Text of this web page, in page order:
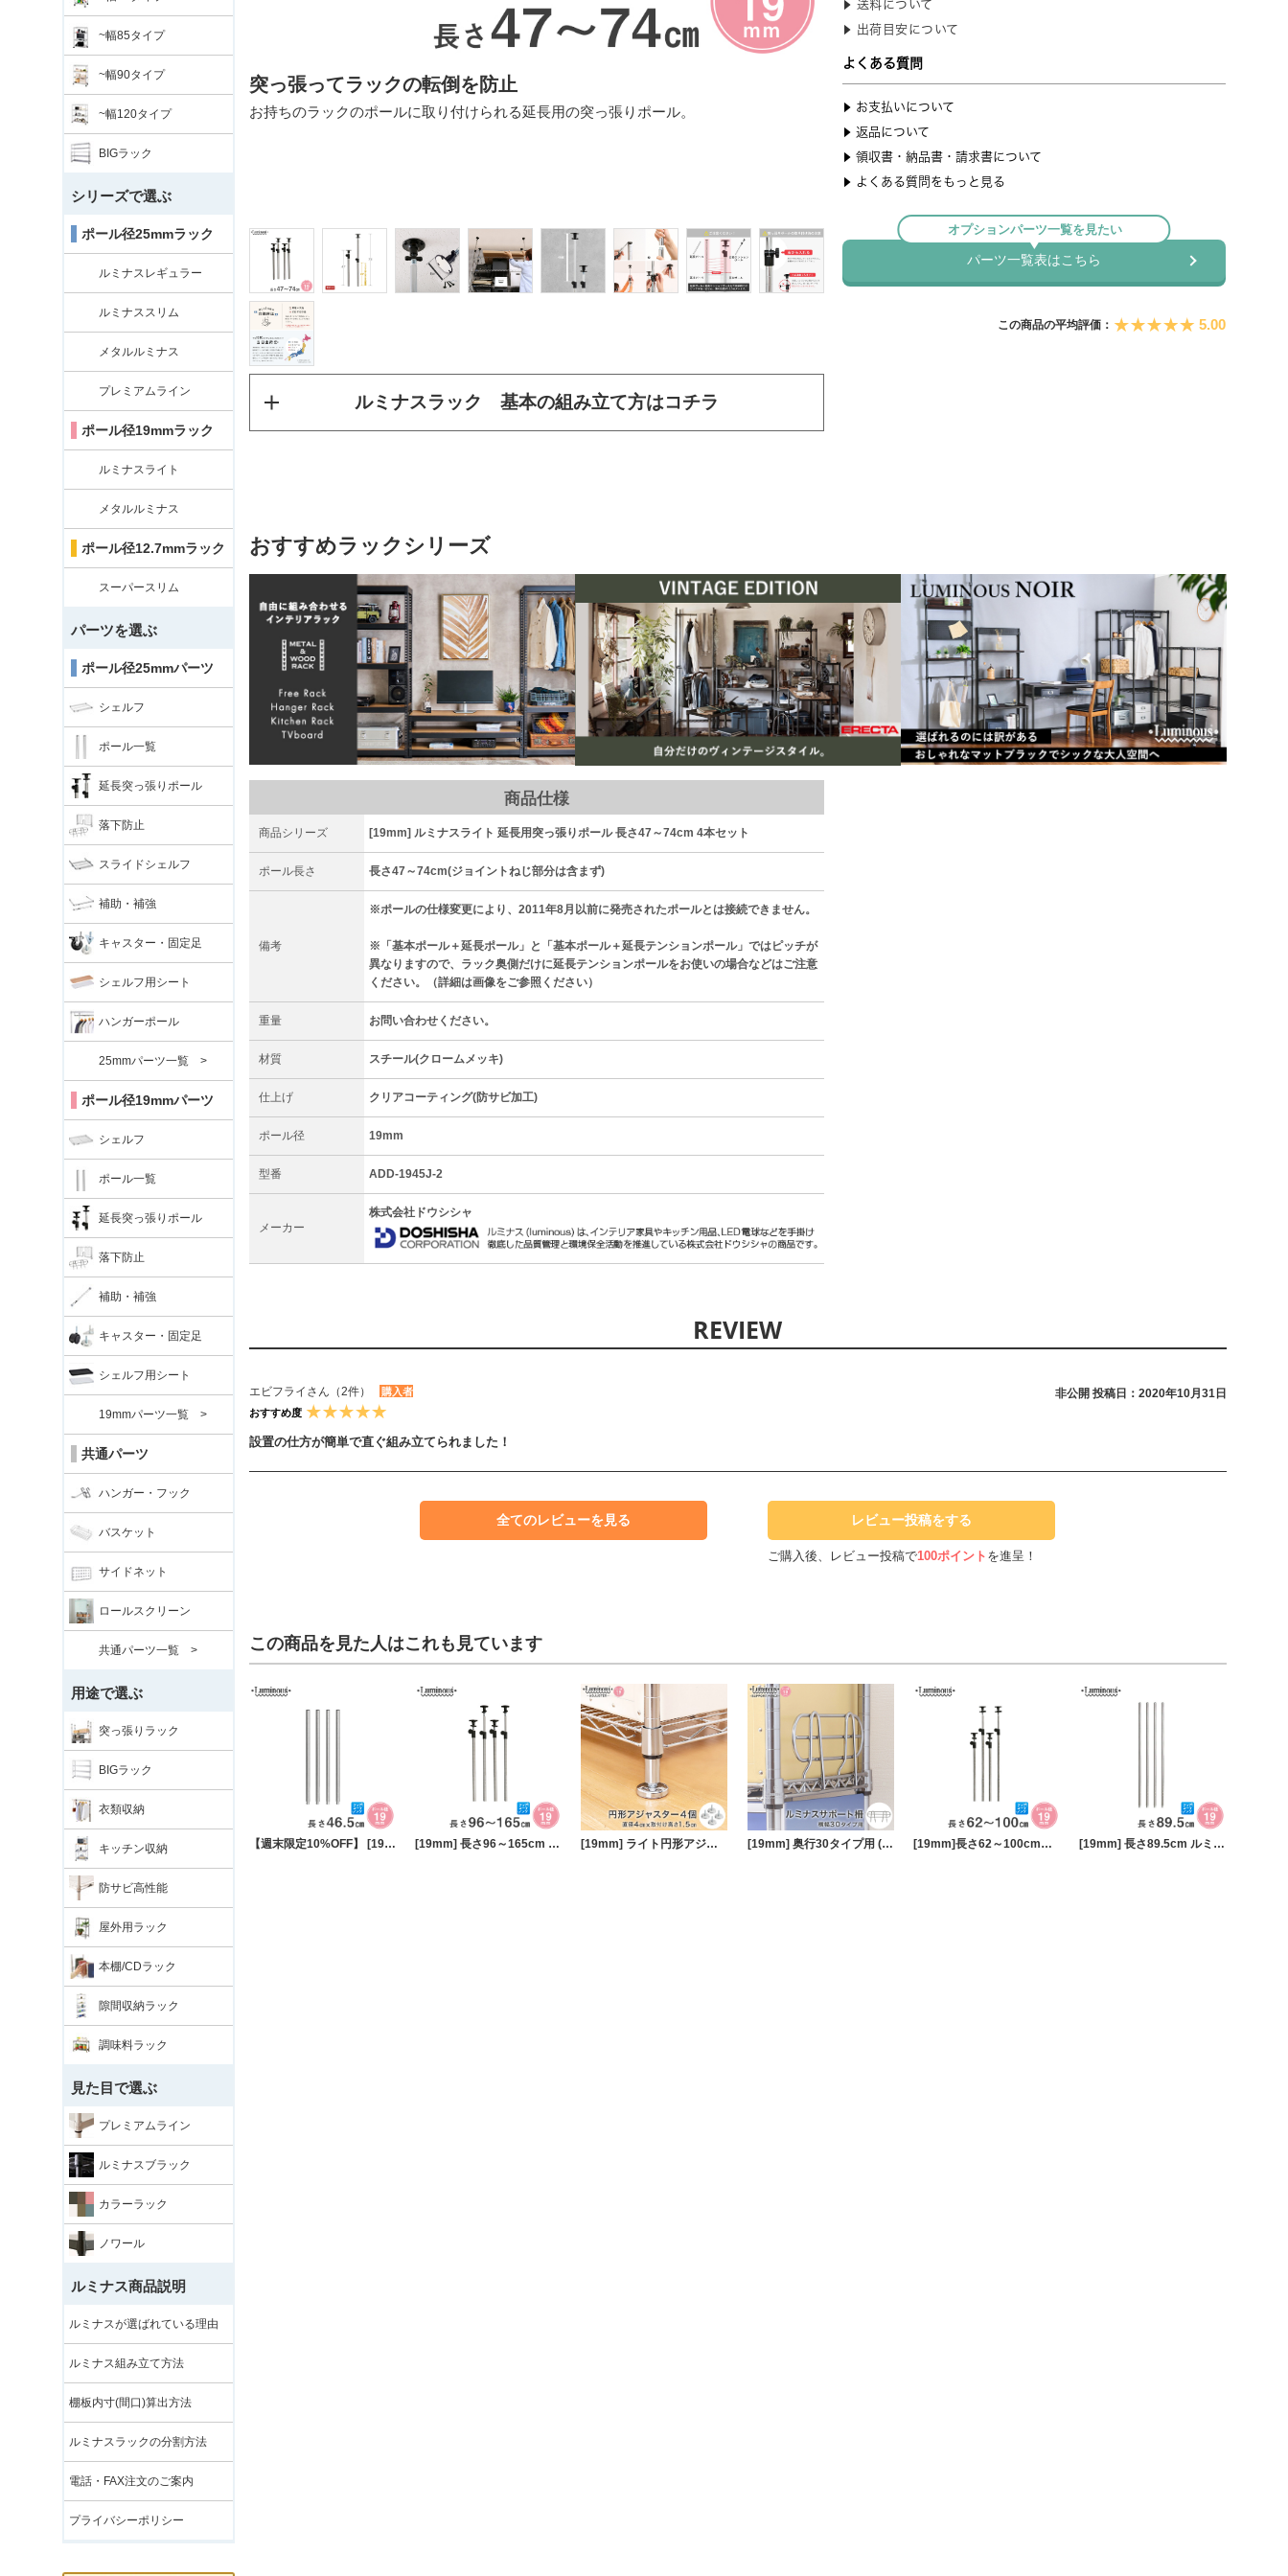
~幅85タイプ
~幅90タイプ
~幅120タイプ
BIGラック
シリーズで選ぶ
ポール径25mmラック
ルミナスレギュラー
ルミナススリム
メタルルミナス
プレミアムライン
ポール径19mmラック
ルミナスライト
メタルルミナス
ポール径12.7mmラック
スーパースリム
パーツを選ぶ
ポール径25mmパーツ
シェルフ
ポール一覧
延長突っ張りポール
落下防止
スライドシェルフ
補助・補強
キャスター・固定足
シェルフ用シート
ハンガーポール
25mmパーツ一覧 >
ポール径19mmパーツ
シェルフ
ポール一覧
延長突っ張りポール
落下防止
補助・補強
キャスター・固定足
シェルフ用シート
19mmパーツ一覧 >
共通パーツ
ハンガー・フック
バスケット
サイドネット
ロールスクリーン
共通パーツ一覧 >
用途で選ぶ
突っ張りラック
BIGラック
衣類収納
キッチン収納
防サビ高性能
屋外用ラック
本棚/CDラック
隙間収納ラック
調味料ラック
見た目で選ぶ
プレミアムライン
ルミナスブラック
カラーラック
ノワール
ルミナス商品説明
ルミナスが選ばれている理由
ルミナス組み立て方法
棚板内寸(間口)算出方法
ルミナスラックの分割方法
電話・FAX注文のご案内
プライバシーポリシー
また平日10:00までのご注文で即日
場合がございます。ご了承くださ
突っ張ってラックの転倒を防止
お持ちのラックのポールに取り付けられる延長用の突っ張りポール。
ルミナスラック 基本の組み立て方はコチラ
おすすめラックシリーズ
商品仕様
商品シリーズ [19mm] ルミナスライト 延長用突っ張りポール 長さ47～74cm 4本セット
ポール長さ 長さ47～74cm(ジョイントねじ部分は含まず)
備考
※ポールの仕様変更により、2011年8月以前に発売されたポールとは接続できません。
※「基本ポール＋延長ポール」と「基本ポール＋延長テンションポール」ではピッチが
異なりますので、ラック奥側だけに延長テンションポールをお使いの場合などはご注意
ください。（詳細は画像をご参照ください）
重量 お問い合わせください。
材質 スチール(クロームメッキ)
仕上げ クリアコーティング(防サビ加工)
ポール径 19mm
型番 ADD-1945J-2
メーカー
株式会社ドウシシャ
この商品の平均評価： 5.00
エビフライさん（2件） 購入者 非公開 投稿日：2020年10月31日
おすすめ度
設置の仕方が簡単で直ぐ組み立てられました！
全てのレビューを見る レビュー投稿をする
ご購入後、レビュー投稿で100ポイント を進呈！
この商品を見た人はこれも見ています
【週末限定10%OFF】 [19mm] 長さ46.5cm ルミナスライトADD延長用ポール4本組 [19mm] 長さ96～165cm ルミナスライトADD延長突っ張りポール 4本セット [19mm] ライト円形アジャスター4個セット (ラック1台分) [19mm] 奥行30タイプ用 (幅24×設置高さ8.5cm) ルミナスライトサポート柵 [19mm]長さ62～100cmルミナスライトADD延長突っ張りポール4本セット [19mm] 長さ89.5cm ルミナスライトADD延長用ポール4本組